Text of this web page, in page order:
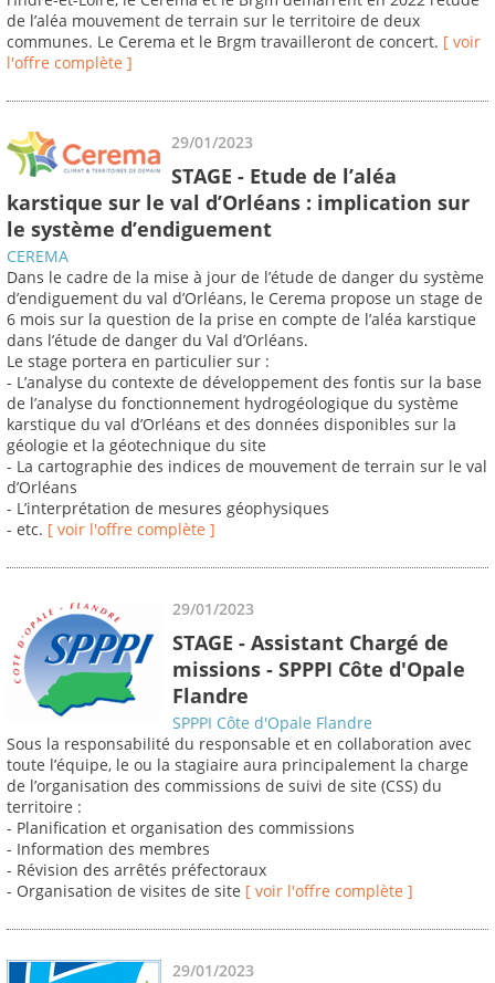
de l’aléa mouvement de terrain sur le territoire de deux
communes. Le Cerema et le Brgm travailleront de concert. [ voir
l'offre complète ]
29/01/2023
STAGE - Etude de l’aléa
karstique sur le val d’Orléans : implication sur
le système d’endiguement
CEREMA
Dans le cadre de la mise à jour de l’étude de danger du système
d’endiguement du val d’Orléans, le Cerema propose un stage de
6 mois sur la question de la prise en compte de l’aléa karstique
dans l’étude de danger du Val d’Orléans.
Le stage portera en particulier sur :
- L’analyse du contexte de développement des fontis sur la base
de l’analyse du fonctionnement hydrogéologique du système
karstique du val d’Orléans et des données disponibles sur la
géologie et la géotechnique du site
- La cartographie des indices de mouvement de terrain sur le val
d’Orléans
- L’interprétation de mesures géophysiques
- etc. [ voir l'offre complète ]
29/01/2023
STAGE - Assistant Chargé de
missions - SPPPI Côte d'Opale
Flandre
SPPPI Côte d'Opale Flandre
Sous la responsabilité du responsable et en collaboration avec
toute l’équipe, le ou la stagiaire aura principalement la charge
de l’organisation des commissions de suivi de site (CSS) du
territoire :
- Planification et organisation des commissions
- Information des membres
- Révision des arrêtés préfectoraux
- Organisation de visites de site [ voir l'offre complète ]
29/01/2023